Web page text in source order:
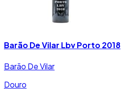
Barão De Vilar Lbv Porto 2018
Barão De Vilar
Douro